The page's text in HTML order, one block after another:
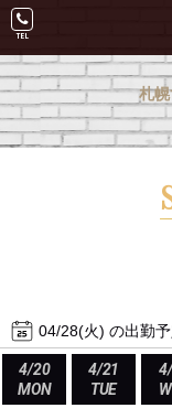
札
04/28(火) の出勤
4/20
MON
4/21
TUE